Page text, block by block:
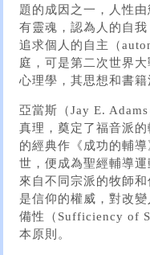
題的成因之一，人性
有靈魂，認為人的自
追求個人的自主（
庭，可是第二次世界
心理學，其思想和書
亞當斯（Jay E.
真理，奠定了福音派
的經典作《成功的輔
世，便成為聖經輔導
來自不同宗派的牧師
是信仰的權威，對改
備性（Sufficiency of
本原則。